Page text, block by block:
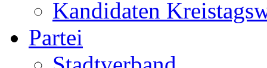
Kandidaten
Partei